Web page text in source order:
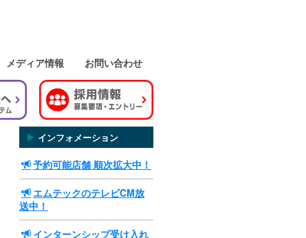
メディア情報 お問い合わせ
▶ インフォメーション
予約可能店舗 順次拡大中！
エムテックのテレビCM放
送中！
インターンシップ受け入れ